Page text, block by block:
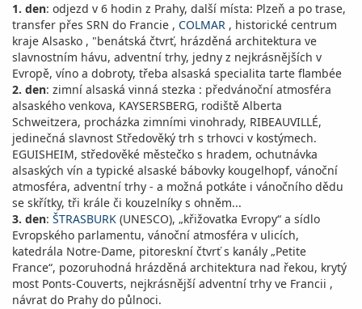
1. den: odjezd v 6 hodin z Prahy, další místa: Plzeň a po trase,
transfer přes SRN do Francie , COLMAR , historické centrum
kraje Alsasko , "benátská čtvrť, hrázděná architektura ve
slavnostním hávu, adventní trhy, jedny z nejkrásnějších v
Evropě, víno a dobroty, třeba alsaská specialita tarte flambée
2. den: zimní alsaská vinná stezka : předvánoční atmosféra
alsaského venkova, KAYSERSBERG, rodiště Alberta
Schweitzera, procházka zimními vinohrady, RIBEAUVILLÉ,
jedinečná slavnost Středověký trh s trhovci v kostýmech.
EGUISHEIM, středověké městečko s hradem, ochutnávka
alsaských vín a typické alsaské bábovky kougelhopf, vánoční
atmosféra, adventní trhy - a možná potkáte i vánočního dědu
se skřítky, tři krále či kouzelníky s ohněm...
3. den: ŠTRASBURK (UNESCO), „křižovatka Evropy“ a sídlo
Evropského parlamentu, vánoční atmosféra v ulicích,
katedrála Notre-Dame, pitoreskní čtvrť s kanály „Petite
France“, pozoruhodná hrázděná architektura nad řekou, krytý
most Ponts-Couverts, nejkrásnější adventní trhy ve Francii ,
návrat do Prahy do půlnoci.